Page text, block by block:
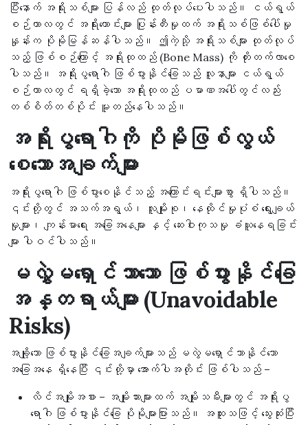
ပြီးနောက် အရိုးသစ်များ ပြန်လည် ထုတ်လုပ်ပေးပါသည်။ ငယ်ရွယ်
စဉ်ကာလတွင် အရိုးဟောင်းများ ပြုန်းတီးမှုထက် အရိုးသစ်ဖြစ်ပေါ်မှု
နှုန်းက ပိုမိုမြန်ဆန်ပါသည်။ ဤကဲ့သို့ အရိုးသစ်များ ထုတ်လုပ်
သည့် ဖြစ်စဉ်ကြောင့် အရိုးထုထည် (Bone Mass) ကို တိုးတက်လာစေ
ပါသည်။ အရိုးပွရောဂါ ဖြစ်ပွားနိုင်ခြေသည် လူနာများ ငယ်ရွယ်
စဉ်ကာလတွင် ရရှိခဲ့သော အရိုးထုထည် ပမာဏအပေါ်တွင်လည်း
တစ်စိတ်တစ်ပိုင်း မူတည်နေပါသည်။
အရိုးပွရောဂါကို ပိုမိုဖြစ်လွယ်
စေသောအချက်များ
အရိုးပွရောဂါ ဖြစ်ပွားစေနိုင်သည့် အကြောင်းရင်းများစွာ ရှိပါသည်။
၎င်းတို့တွင် အသက်အရွယ်၊ လူမျိုးစု၊ နေထိုင်မှုပုံစံ ရွေးချယ်
မှုများ၊ ကျန်းမာရေး အခြေအနေများ နှင့် ဆေးဝါးကုသမှု ခံယူနေရခြင်း
များ ပါဝင်ပါသည်။
မလွှဲမရှောင်သာသော ဖြစ်ပွားနိုင်ခြေ
အန္တရာယ်များ (Unavoidable
Risks)
အချို့သော ဖြစ်ပွားနိုင်ခြေအချက်များသည် မလွဲမရှောင်သာနိုင်သော
အခြေအနေ ရှိနေပြီး ၎င်းတို့မှာ အောက်ပါအတိုင်း ဖြစ်ပါသည် –
လိင်အမျိုးအစား – အမျိုးသားများထက် အမျိုးသမီးများတွင် အရိုးပွ
ရောဂါ ဖြစ်ပွားနိုင်ခြေ ပိုမိုများပြားသည်။ အထူးသဖြင့် သွေးဆုံးပြီး